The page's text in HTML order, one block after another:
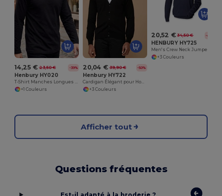
14,25 € 23,50 € -39%
Henbury HY020
T-Shirt Manches Longues Homme Col Roulé
+1 Couleurs
20,04 € 39,90 € -50%
Henbury HY722
Cardigan Élégant pour Hommes Henbury HY722
+3 Couleurs
20,52 € 34,50 € -41%
HENBURY HY725
Men's Crew Neck Jumper
+3 Couleurs
Afficher tout
Questions fréquentes